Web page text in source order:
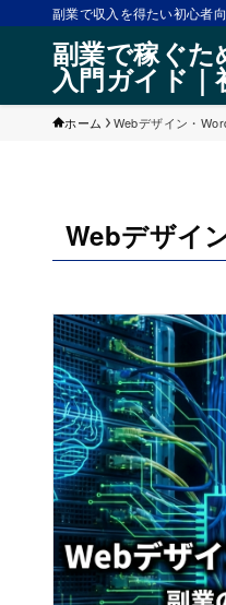
副業で収入を得たい初心者
副業で稼ぐ
入門ガイド｜
ホーム Webデザイン・
Webデザイ